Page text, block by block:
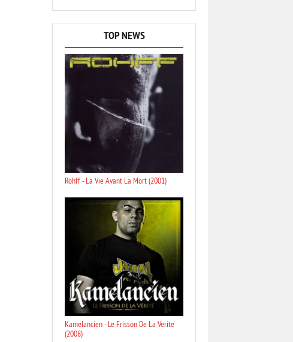
TOP NEWS
Rohff - La Vie Avant La Mort (2001)
Kamelancien - Le Frisson De La Verite
(2008)